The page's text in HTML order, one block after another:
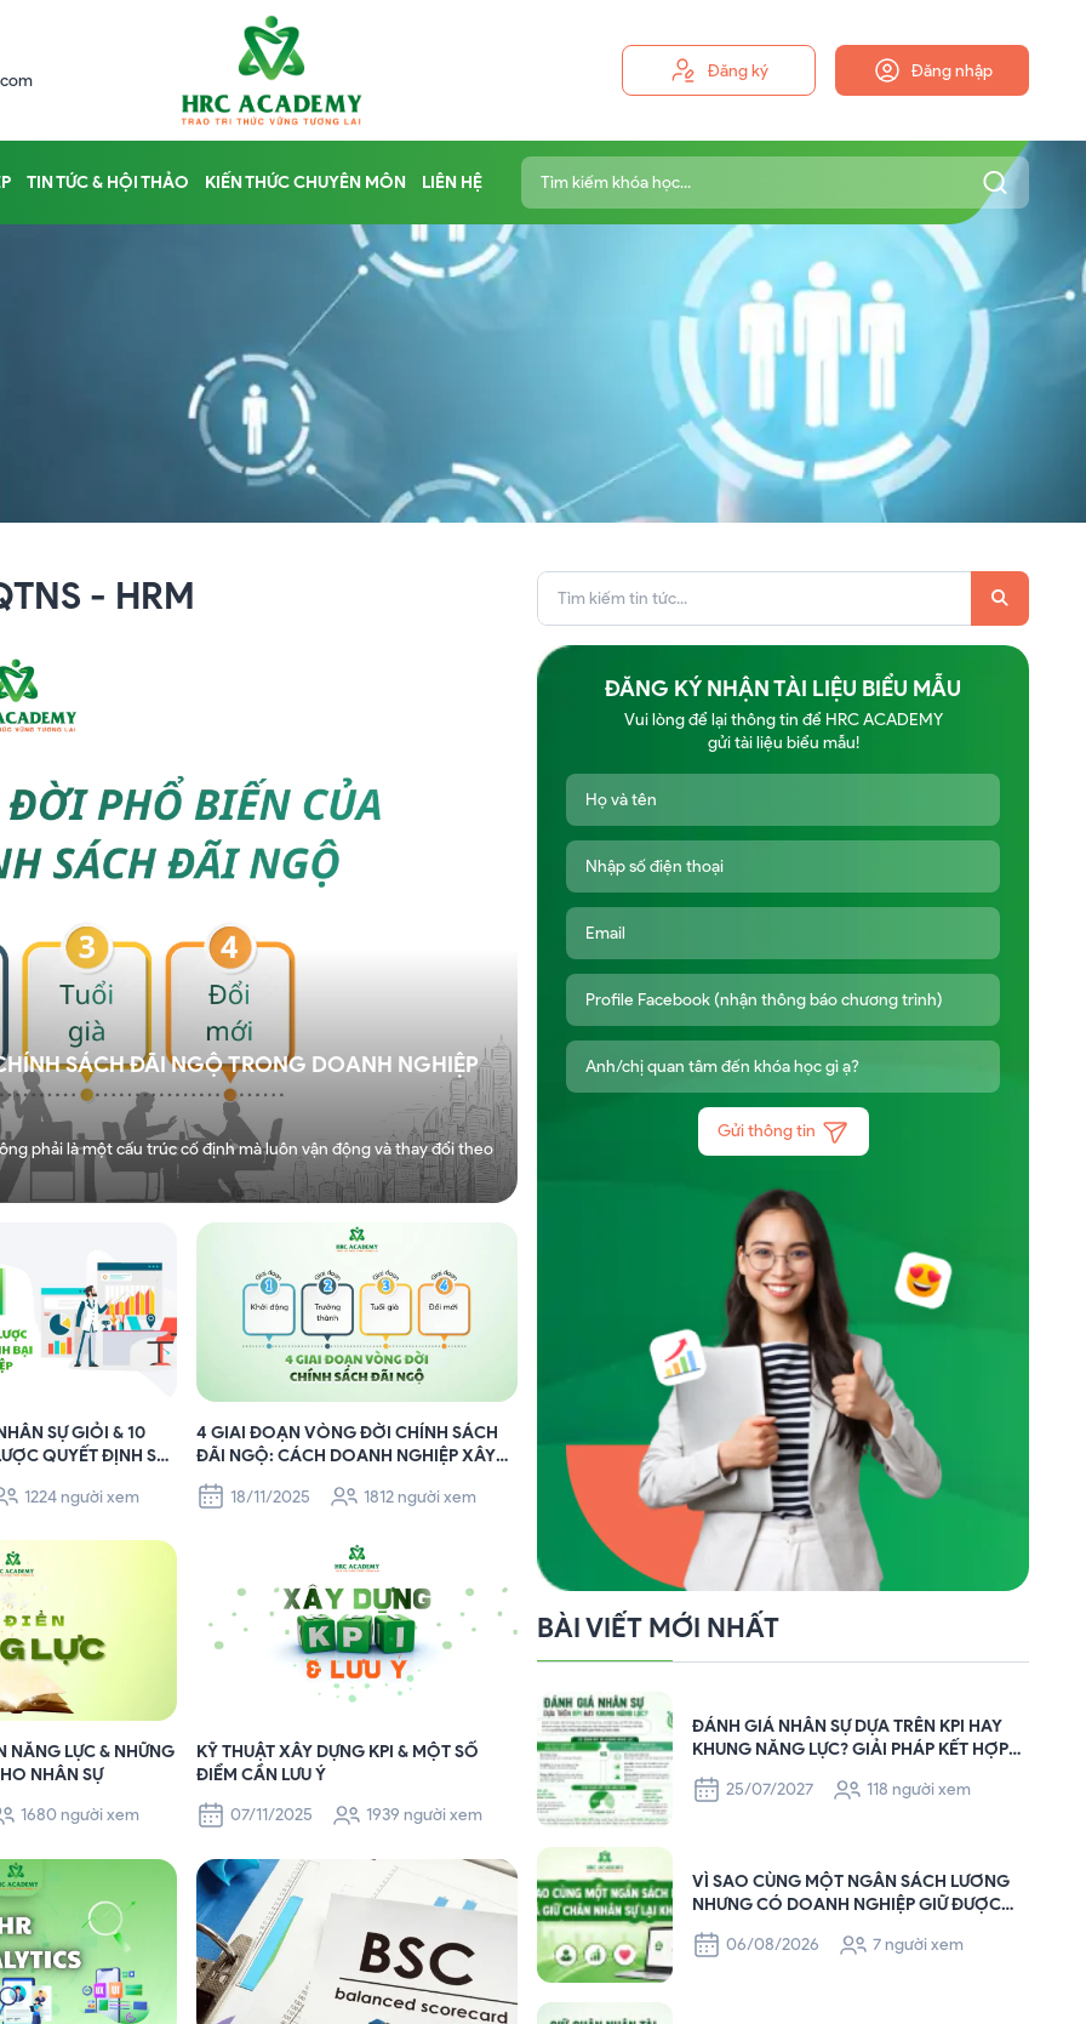
Đăng ký Đăng nhập
TIN TỨC & HỘI THẢO KIẾN THỨC CHUYÊN MÔN LIÊN HỆ
- HRM
SÁCH ĐÃI NGỘ TRONG DOANH NGHIỆP
phải là một cấu trúc cố định mà luôn vận động và thay đổi theo
SỰ GIỎI & 10
QUYẾT ĐỊNH SỰ
NGHIỆP
1224 người xem
4 GIAI ĐOẠN VÒNG ĐỜI CHÍNH SÁCH
ĐÃI NGỘ: CÁCH DOANH NGHIỆP XÂY
DỰNG HỆ THỐNG LƯƠNG THƯỞNG HIỆU
QUẢ VÀ BỀN VỮNG
18/11/2025 1812 người xem
NĂNG LỰC & NHỮNG
NHÂN SỰ
1680 người xem
KỸ THUẬT XÂY DỰNG KPI & MỘT SỐ
ĐIỂM CẦN LƯU Ý
07/11/2025
1939 người xem
ĐĂNG KÝ NHẬN TÀI LIỆU BIỂU MẪU
Vui lòng để lại thông tin để HRC ACADEMY
gửi tài liệu biểu mẫu!
Gửi thông tin
BÀI VIẾT MỚI NHẤT
ĐÁNH GIÁ NHÂN SỰ DỰA TRÊN KPI HAY
KHUNG NĂNG LỰC? GIẢI PHÁP KẾT HỢP
GIÚP DOANH NGHIỆP QUẢN TRỊ NHÂN SỰ
HIỆU QUẢ
25/07/2027 118 người xem
VÌ SAO CÙNG MỘT NGÂN SÁCH LƯƠNG
NHƯNG CÓ DOANH NGHIỆP GIỮ ĐƯỢC
NGƯỜI GIỎI, CÓ DOANH NGHIỆP THÌ
KHÔNG?
06/08/2026 7 người xem